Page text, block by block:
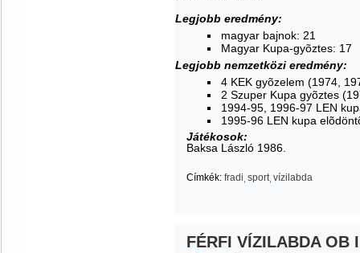
Legjobb eredmény:
magyar bajnok: 21
Magyar Kupa-gyõztes: 17
Legjobb nemzetközi eredmény:
4 KEK gyõzelem (1974,
2 Szuper Kupa gyõztes
1994-95, 1996-97 LEN
1995-96 LEN kupa
Játékosok:
Baksa László 1986.
Címkék: fradi sport vízilabda
FÉRFI VÍZILABDA OB